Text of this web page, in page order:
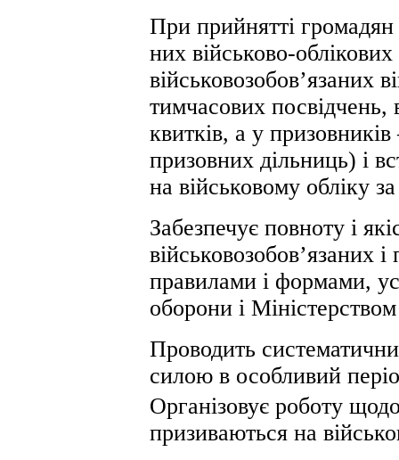
При прийнятті громадян
них військово-
військовозобов’язаних
тимчасових посвідчень,
квитків, а у
призовних дільниць) і
на військовому обліку
Забезпечує повноту і
військовозобов’язаних
правилами і формами,
оборони і
Проводить
силою в особливий
Організовує роботу
призиваються на